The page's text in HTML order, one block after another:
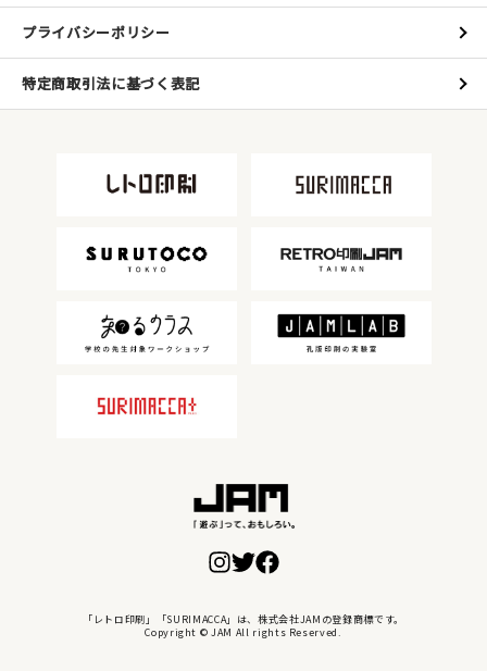
プライバシーポリシー
特定商取引法に基づく表記
「レトロ印刷」「SURIMACCA」は、株式会社JAMの登録商標です。
Copyright © JAM All rights Reserved.